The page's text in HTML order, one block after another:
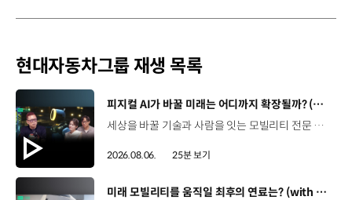
현대자동차그룹 재생 목록
[동영상]
피지컬 AI가 바꿀 미래는 어디까지 확장될까? (with 카이스트 김대식 교수) | 현대진행형 팟캐스트 EP. 22
세상을 바꿀 기술과 사람을 잇는 모빌리티 전문 팟캐스트, 현대진행형. 🔊과학커뮤니케이터 이독실, 여도은 앵커‬,그리고 카이스트 김대식 교수와 함께했습니다. 이제는 AI가 물건을 옮기고, 사람을 돕고, 함께 일하는 시대! 스물두 번째 에피소드에서는 몸을 가진 AI, ‘피지컬 AI’를 주제로휴머노이드가 사람을 닮은 이유부터 산업과 일상에 가져올 변화,그리고 현대자동차그룹이 준비하는 피지컬 AI의 미래까지 이야기합니다. 화면 밖을 나와 몸을 갖게 된 AI, 우리의 일상은 어떻게 달라질까요?현대진행형 22편에서 확인해 보세요. 현대진행형 팟빵 ▶현대진행형 애플 팟캐스트 ▶현대진행형 스포티파이 ▶ 00:00 하이라이트00:37 출연진 소개01:00 몸을 가진 AI, 피지컬 AI란?01:31 10년 만에 달라진 휴머노이드 기술02:42 도구로 능력을 확장해 온 인간04:51 인간의 의지까지 확장하는 AI05:30 휴머노이드는 왜 사람을 닮았을까?07:18 휴머노이드 개발에 남은 가장 큰 과제07:31 인간의 손과 다른 아틀라스의 손08:36 피지컬 AI가 가장 먼저 필요한 분야09:32 AI 시대, 노동의 의미는 달라질까?12:13 아직 1%도 시작하지 않은 피지컬 AI16:28 현대자동차그룹이 준비해 온 피지컬 AI17:31 미래 모빌리티는 어떤 모습일까?19:14 현대자동차그룹이 가진 풀스택 경쟁력20:10 피지컬 AI의 성능을 결정하는 모션 데이터22:49 휴머노이드와 함께 일하는 시대23:51 클로징 *본 영상에 포함된 참여자의 의견은 현대자동차그룹의 공식 입장과 다를 수 있습니다. #현대자동차그룹 #현대진행형 #모빌리티팟캐스트 #피지컬AI #휴머노이드 #보스턴다이나믹스 #아틀라스 #미래모빌리티 #모빌리티 #팟캐스트
2026.08.06. 25분 보기
[동영상]
미래 모빌리티를 움직일 최후의 연료는? (with 우주먼지, 항성) | 현대진행형 팟캐스트 EP. 21